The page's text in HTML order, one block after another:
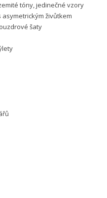
tóny, jedinečné vzory
živůtkem
šaty